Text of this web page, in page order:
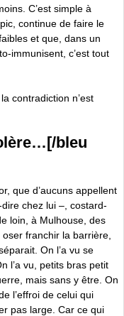
C’est simple à
continue de faire le
et que, dans un
immunisent, c’est tout
contradiction n’est
bleu
que d’aucuns appellent
chez lui –, costard-
loin, à Mulhouse, des
franchir la barrière,
On l’a vu se
l’a vu, petits bras petit
mais sans y être. On
l’effroi de celui qui
pas large. Car ce qui